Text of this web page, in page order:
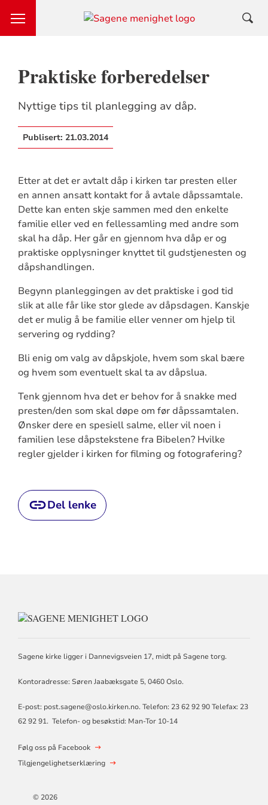
Praktiske forberedelser
Nyttige tips til planlegging av dåp.
Publisert: 21.03.2014
Etter at det er avtalt dåp i kirken tar presten eller
en annen ansatt kontakt for å avtale dåpssamtale.
Dette kan enten skje sammen med den enkelte
familie eller ved en fellessamling med andre som
skal ha dåp. Her går en gjennom hva dåp er og
praktiske opplysninger knyttet til gudstjenesten og
dåpshandlingen.
Begynn planleggingen av det praktiske i god tid
slik at alle får like stor glede av dåpsdagen. Kanskje
det er mulig å be familie eller venner om hjelp til
servering og rydding?
Bli enig om valg av dåpskjole, hvem som skal bære
og hvem som eventuelt skal ta av dåpslua.
Tenk gjennom hva det er behov for å snakke med
presten/den som skal døpe om før dåpssamtalen.
Ønsker dere en spesiell salme, eller vil noen i
familien lese dåpstekstene fra Bibelen? Hvilke
regler gjelder i kirken for filming og fotografering?
Del lenke
KONTAKTINFORMASJON
Sagene kirke ligger i Dannevigsveien 17, midt på Sagene torg.
Kontoradresse: Søren Jaabæksgate 5, 0460 Oslo.
E-post: post.sagene@oslo.kirken.no. Telefon: 23 62 92 90 Telefax: 23
62 92 91. Telefon- og besøkstid: Man-Tor 10-14
Følg oss på Facebook
Tilgjengelighetserklæring
© 2026